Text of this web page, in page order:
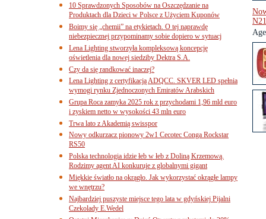
10 Sprawdzonych Sposobów na Oszczędzanie na
Produktach dla Dzieci w Polsce z Użyciem Kuponów
Boimy się „chemii” na etykietach. O tej naprawdę
niebezpiecznej przypominamy sobie dopiero w sytuacj
Lena Lighting stworzyła kompleksową koncepcję
oświetlenia dla nowej siedziby Dektra S.A.
Czy da się randkować inaczej?
Lena Lighting z certyfikacją ADQCC. SKVER LED spełnia
wymogi rynku Zjednoczonych Emiratów Arabskich
Grupa Roca zamyka 2025 rok z przychodami 1,96 mld euro
i zyskiem netto w wysokości 43 mln euro
Trwa lato z Akademią swisspor
Nowy odkurzacz pionowy 2w1 Cecotec Conga Rockstar
RS50
Polska technologia idzie łeb w łeb z Doliną Krzemową.
Rodzimy agent AI konkuruje z globalnymi gigant
Miękkie światło na okrągło. Jak wykorzystać okrągłe lampy
we wnętrzu?
Najbardziej puszyste miejsce tego lata w gdyńskiej Pijalni
Czekolady E.Wedel